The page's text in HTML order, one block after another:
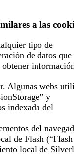
a las
tipo de
de datos que
Algunas webs
y
indexada del
del
de Flash (“Flash
local de